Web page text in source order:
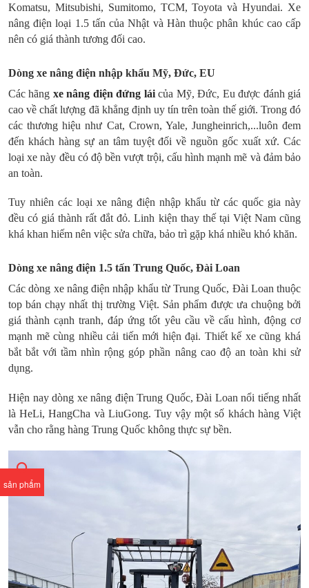
sản phẩm
Komatsu, Mitsubishi, Sumitomo, TCM, Toyota và Hyundai. Xe
nâng điện loại 1.5 tấn của Nhật và Hàn thuộc phân khúc cao cấp
nên có giá thành tương đối cao.
Dòng xe nâng điện nhập khẩu Mỹ, Đức, EU
Các hãng xe nâng điện đứng láicủa Mỹ, Đức, Eu được đánh giá
cao về chất lượng đã khẳng định uy tín trên toàn thế giới. Trong đó
các thương hiệu như Cat, Crown, Yale, Jungheinrich,...luôn đem
đến khách hàng sự an tâm tuyệt đối về nguồn gốc xuất xứ. Các
loại xe này đều có độ bền vượt trội, cấu hình mạnh mẽ và đảm bảo
an toàn.
Tuy nhiên các loại xe nâng điện nhập khẩu từ các quốc gia này
đều có giá thành rất đắt đỏ. Linh kiện thay thế tại Việt Nam cũng
khá khan hiếm nên việc sửa chữa, bảo trì gặp khá nhiều khó khăn.
Dòng xe nâng điện 1.5 tấn Trung Quốc, Đài Loan
Các dòng xe nâng điện nhập khẩu từ Trung Quốc, Đài Loan thuộc
top bán chạy nhất thị trường Việt. Sản phẩm được ưa chuộng bởi
giá thành cạnh tranh, đáp ứng tốt yêu cầu về cấu hình, động cơ
mạnh mẽ cùng nhiều cải tiến mới hiện đại. Thiết kế xe cũng khá
bắt bắt với tầm nhìn rộng góp phần nâng cao độ an toàn khi sử
dụng.
Hiện nay dòng xe nâng điện Trung Quốc, Đài Loan nổi tiếng nhất
là HeLi, HangCha và LiuGong. Tuy vậy một số khách hàng Việt
vẫn cho rằng hàng Trung Quốc không thực sự bền.